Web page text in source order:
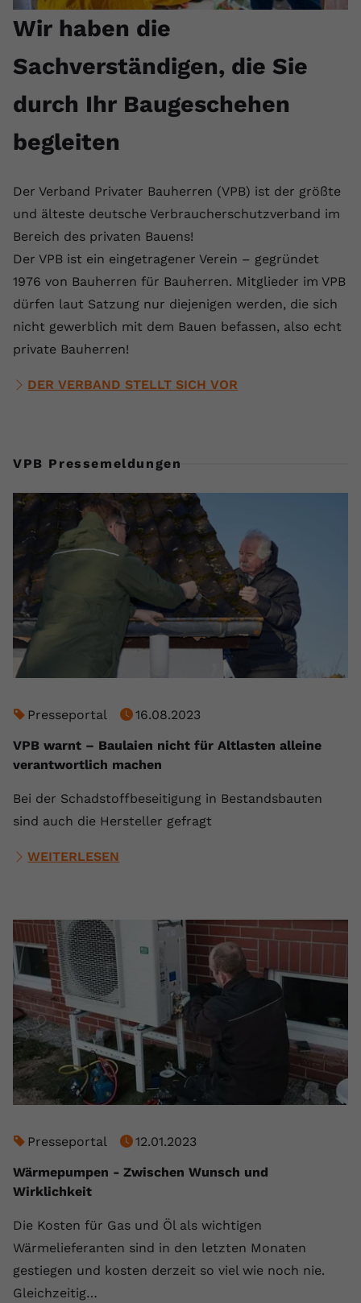
Wir haben die
Sachverständigen, die Sie
durch Ihr Baugeschehen
begleiten
Der Verband Privater Bauherren (VPB) ist der größte
und älteste deutsche Verbraucherschutzverband im
Bereich des privaten Bauens!
Der VPB ist ein eingetragener Verein – gegründet
1976 von Bauherren für Bauherren. Mitglieder im VPB
dürfen laut Satzung nur diejenigen werden, die sich
nicht gewerblich mit dem Bauen befassen, also echt
private Bauherren!
DER VERBAND STELLT SICH VOR
VPB Pressemeldungen
Presseportal
16.08.2023
VPB warnt – Baulaien nicht für Altlasten alleine
verantwortlich machen
Bei der Schadstoffbeseitigung in Bestandsbauten
sind auch die Hersteller gefragt
WEITERLESEN
Presseportal
12.01.2023
Wärmepumpen - Zwischen Wunsch und
Wirklichkeit
Die Kosten für Gas und Öl als wichtigen
Wärmelieferanten sind in den letzten Monaten
gestiegen und kosten derzeit so viel wie noch nie.
Gleichzeitig…